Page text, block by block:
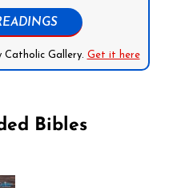
Catholic Gallery. Get it here
Bibles